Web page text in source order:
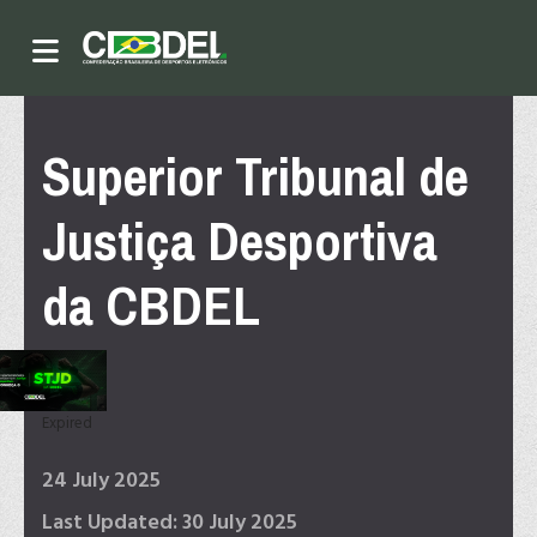
Superior Tribunal de
Justiça Desportiva
da CBDEL
Expired
24 July 2025
Last Updated: 30 July 2025